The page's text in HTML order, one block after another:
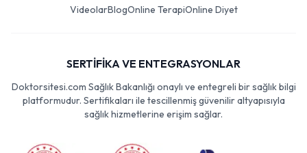
VideolarBlogOnline TerapiOnline Diyet
SERTİFİKA VE ENTEGRASYONLAR
Doktorsitesi.com Sağlık Bakanlığı onaylı ve entegreli bir sağlık bilgi
platformudur. Sertifikaları ile tescillenmiş güvenilir altyapısıyla
sağlık hizmetlerine erişim sağlar.